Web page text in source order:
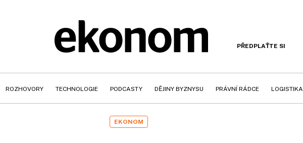
PŘEDPLAŤTE SI
ROZHOVORY TECHNOLOGIE PODCASTY DĚJINY BYZNYSU PRÁVNÍ RÁDCE LOGISTIKA
EKONOM